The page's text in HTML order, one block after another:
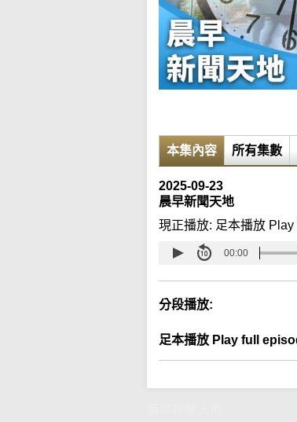
本集內容 所有集數
2025-09-23
晨早新聞天地
現正播放: 足本播放
00:00
分段播放:
足本播放 Play full